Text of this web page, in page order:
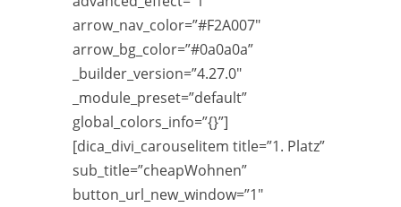
arrow_nav_color=”#F2A007″
arrow_bg_color=”#0a0a0a”
_builder_version=”4.27.0″
_module_preset=”default”
global_colors_info=”{}”]
[dica_divi_carouselitem title=”1. Platz”
sub_title=”cheapWohnen”
button_url_new_window=”1″